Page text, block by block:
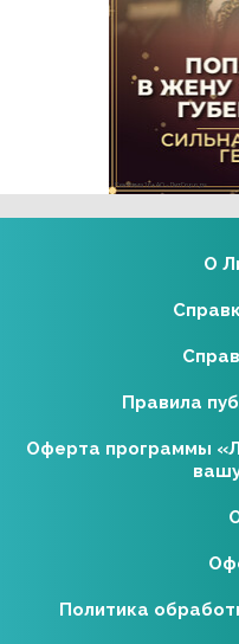
Реклама 16+ АО «ЛитГород»
О
Правила
Оферта программы
Политика